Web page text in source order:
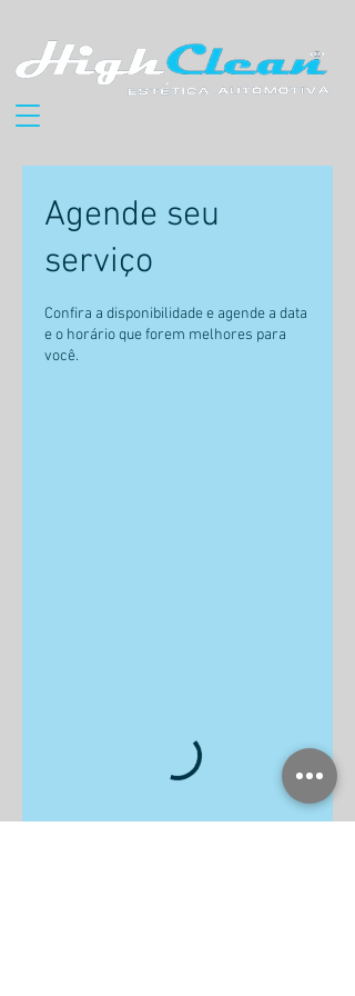
Agende seu
serviço
Confira a disponibilidade e agende a data
e o horário que forem melhores para
você.